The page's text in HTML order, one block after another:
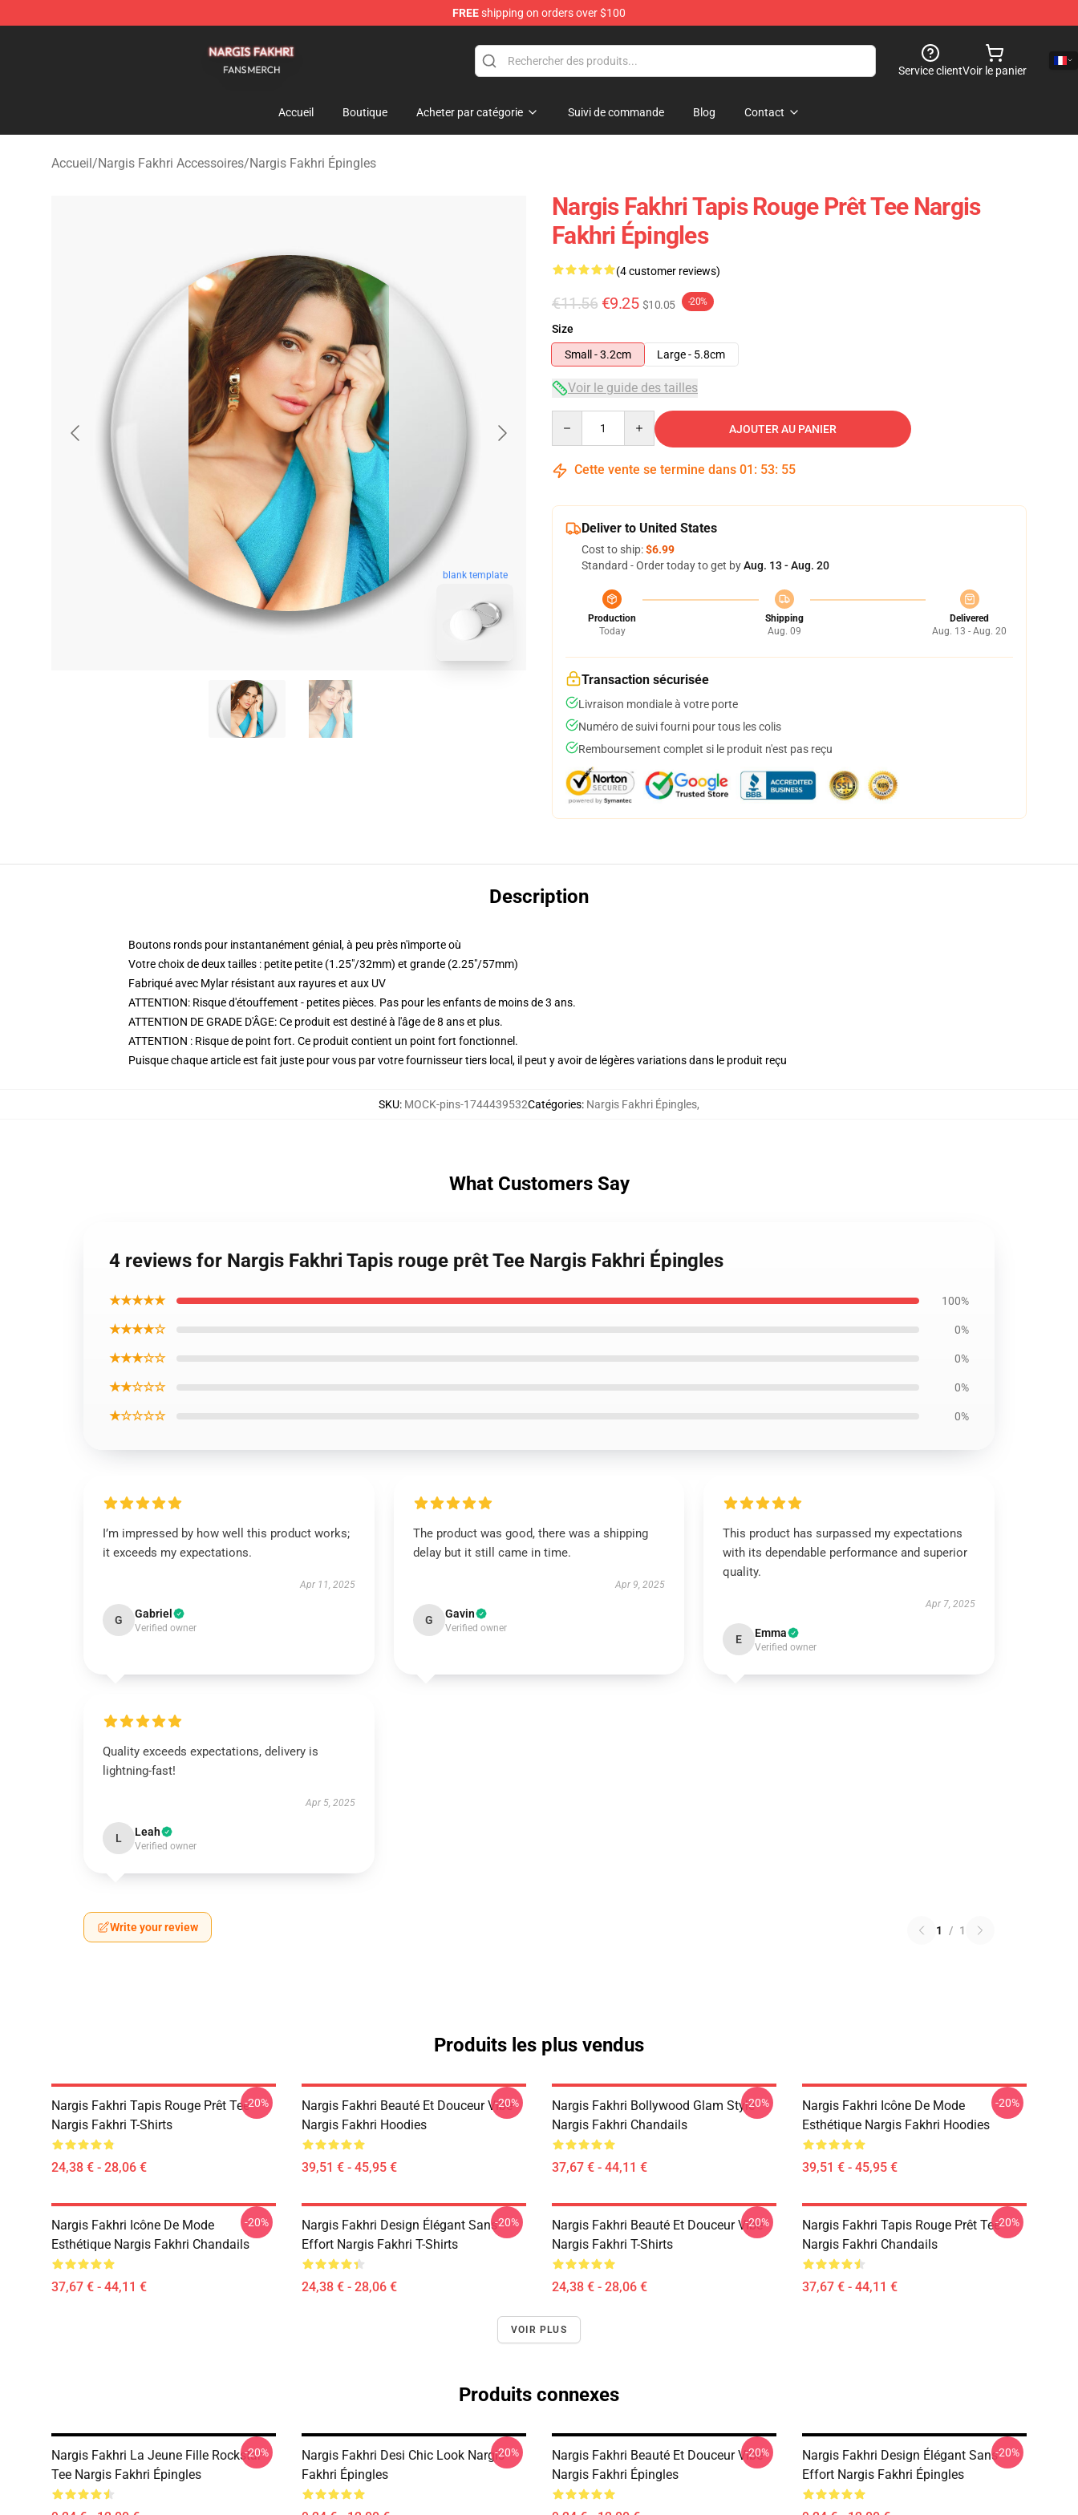
FREEshipping on orders over $100
Service clientVoir le panier
Accueil Boutique Acheter par catégorie Suivi de commande Blog Contact
Accueil/Nargis Fakhri Accessoires/Nargis Fakhri Épingles
blank template
Nargis Fakhri Tapis Rouge Prêt Tee Nargis
Fakhri Épingles
(4 customer reviews)
€11.56 €9.25 $10.05 -20%
Size
Small - 3.2cm
Large - 5.8cm
Voir le guide des tailles
AJOUTER AU PANIER
Cette vente se termine dans 01 : 53: 54
Deliver to United States
Cost to ship:$6.99
Standard - Order today to get byAug. 13 - Aug. 20
Production
Today
Shipping
Aug. 09
Delivered
Aug. 13 - Aug. 20
Transaction sécurisée
Livraison mondiale à votre porte
Numéro de suivi fourni pour tous les colis
Remboursement complet si le produit n'est pas reçu
Description
Boutons ronds pour instantanément génial, à peu près n'importe où
Votre choix de deux tailles : petite petite (1.25"/32mm) et grande (2.25"/57mm)
Fabriqué avec Mylar résistant aux rayures et aux UV
ATTENTION: Risque d'étouffement - petites pièces. Pas pour les enfants de moins de 3 ans.
ATTENTION DE GRADE D'ÂGE: Ce produit est destiné à l'âge de 8 ans et plus.
ATTENTION : Risque de point fort. Ce produit contient un point fort fonctionnel.
Puisque chaque article est fait juste pour vous par votre fournisseur tiers local, il peut y avoir de légères variations dans le produit reçu
SKU: MOCK-pins-1744439532Catégories: Nargis Fakhri Épingles,
What Customers Say
4 reviews for Nargis Fakhri Tapis rouge prêt Tee Nargis Fakhri Épingles
★★★★★ 100%
★★★★☆ 0%
★★★☆☆ 0%
★★☆☆☆ 0%
★☆☆☆☆ 0%
I’m impressed by how well this product works;
it exceeds my expectations.
Apr 11, 2025
G Gabriel
Verified owner
The product was good, there was a shipping
delay but it still came in time.
Apr 9, 2025
G Gavin
Verified owner
This product has surpassed my expectations
with its dependable performance and superior
quality.
Apr 7, 2025
E Emma
Verified owner
Quality exceeds expectations, delivery is
lightning-fast!
Apr 5, 2025
L Leah
Verified owner
Write your review 1 / 1
Produits les plus vendus
Nargis Fakhri Tapis Rouge Prêt Tee
Nargis Fakhri T-Shirts
24,38 € - 28,06 €
-20%
Nargis Fakhri Beauté Et Douceur Vibe
Nargis Fakhri Hoodies
39,51 € - 45,95 €
-20%
Nargis Fakhri Bollywood Glam Style
Nargis Fakhri Chandails
37,67 € - 44,11 €
-20%
Nargis Fakhri Icône De Mode
Esthétique Nargis Fakhri Hoodies
39,51 € - 45,95 €
-20%
Nargis Fakhri Icône De Mode
Esthétique Nargis Fakhri Chandails
37,67 € - 44,11 €
-20%
Nargis Fakhri Design Élégant Sans
Effort Nargis Fakhri T-Shirts
24,38 € - 28,06 €
-20%
Nargis Fakhri Beauté Et Douceur Vibe
Nargis Fakhri T-Shirts
24,38 € - 28,06 €
-20%
Nargis Fakhri Tapis Rouge Prêt Tee
Nargis Fakhri Chandails
37,67 € - 44,11 €
-20%
VOIR PLUS
Produits connexes
Nargis Fakhri La Jeune Fille Rockstar
Tee Nargis Fakhri Épingles
-20%
Nargis Fakhri Desi Chic Look Nargis
Fakhri Épingles
-20%
Nargis Fakhri Beauté Et Douceur Vibe
Nargis Fakhri Épingles
-20%
Nargis Fakhri Design Élégant Sans
Effort Nargis Fakhri Épingles
-20%